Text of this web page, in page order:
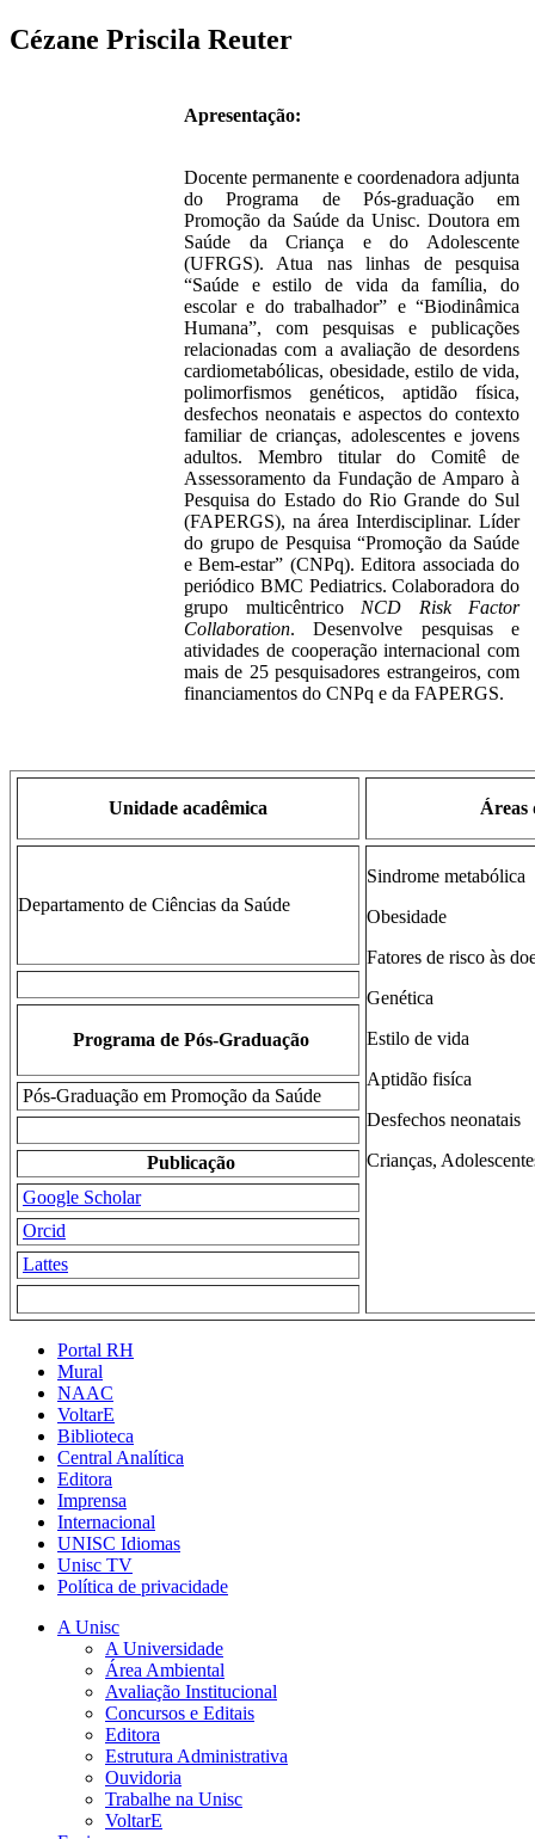
Cézane Priscila Reuter
Apresentação:
Docente permanente e coordenadora adjunta
do Programa de Pós-graduação em
Promoção da Saúde da Unisc. Doutora em
Saúde da Criança e do Adolescente
(UFRGS). Atua nas linhas de pesquisa
“Saúde e estilo de vida da família, do
escolar e do trabalhador” e “Biodinâmica
Humana”, com pesquisas e publicações
relacionadas com a avaliação de desordens
cardiometabólicas, obesidade, estilo de vida,
polimorfismos genéticos, aptidão física,
desfechos neonatais e aspectos do contexto
familiar de crianças, adolescentes e jovens
adultos. Membro titular do Comitê de
Assessoramento da Fundação de Amparo à
Pesquisa do Estado do Rio Grande do Sul
(FAPERGS), na área Interdisciplinar. Líder
do grupo de Pesquisa “Promoção da Saúde
e Bem-estar” (CNPq). Editora associada do
periódico BMC Pediatrics. Colaboradora do
grupo multicêntrico NCD Risk Factor
Collaboration. Desenvolve pesquisas e
atividades de cooperação internacional com
mais de 25 pesquisadores estrangeiros, com
financiamentos do CNPq e da FAPERGS.
Unidade acadêmica Áreas
Departamento de Ciências da Saúde
Sindrome metabólica
Obesidade
Fatores de risco às
Genética
Estilo de vida
Aptidão fisíca
Desfechos neonatais
Crianças,
Programa de Pós-Graduação
Pós-Graduação em Promoção da Saúde
Publicação
Google Scholar
Orcid
Lattes
Portal RH
Mural
NAAC
VoltarE
Biblioteca
Central Analítica
Editora
Imprensa
Internacional
UNISC Idiomas
Unisc TV
Política de privacidade
A Unisc
A Universidade
Área Ambiental
Avaliação Institucional
Concursos e Editais
Editora
Estrutura Administrativa
Ouvidoria
Trabalhe na Unisc
VoltarE